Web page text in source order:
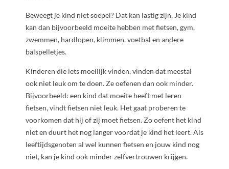
Beweegt je kind niet soepel? Dat kan lastig zijn. Je kind
kan dan bijvoorbeeld moeite hebben met fietsen, gym,
zwemmen, hardlopen, klimmen, voetbal en andere
balspelletjes.
Kinderen die iets moeilijk vinden, vinden dat meestal
ook niet leuk om te doen. Ze oefenen dan ook minder.
Bijvoorbeeld: een kind dat moeite heeft met leren
fietsen, vindt fietsen niet leuk. Het gaat proberen te
voorkomen dat hij of zij moet fietsen. Zo oefent het kind
niet en duurt het nog langer voordat je kind het leert. Als
leeftijdsgenoten al wel kunnen fietsen en jouw kind nog
niet, kan je kind ook minder zelfvertrouwen krijgen.